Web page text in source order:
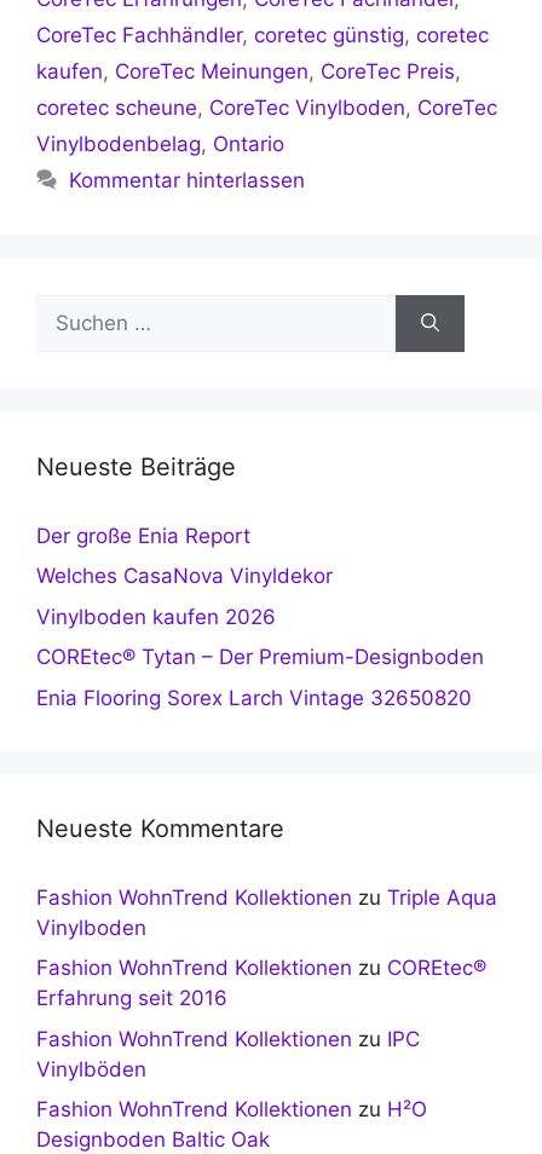
CoreTec Fachhändler, coretec günstig, coretec
kaufen, CoreTec Meinungen, CoreTec Preis,
coretec scheune, CoreTec Vinylboden, CoreTec
Vinylbodenbelag, Ontario
Kommentar hinterlassen
nach:
Neueste Beiträge
Der große Enia Report
Welches CasaNova Vinyldekor
Vinylboden kaufen 2026
COREtec® Tytan – Der Premium-Designboden
Enia Flooring Sorex Larch Vintage 32650820
Neueste Kommentare
Fashion WohnTrend Kollektionen zu Triple Aqua
Vinylboden
Fashion WohnTrend Kollektionen zu COREtec®
Erfahrung seit 2016
Fashion WohnTrend Kollektionen zu IPC
Vinylböden
Fashion WohnTrend Kollektionen zu H²O
Designboden Baltic Oak